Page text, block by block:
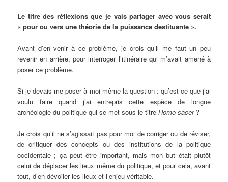
Le titre des réflexions que je vais partager avec vous serait
« pour ou vers une théorie de la puissance destituante ».
Avant d’en venir à ce problème, je crois qu’il me faut un peu
revenir en arrière, pour interroger l’itinéraire qui m’avait amené à
poser ce problème.
Si je devais me poser à moi-même la question : qu’est-ce que j’ai
voulu faire quand j’ai entrepris cette espèce de longue
archéologie du politique qui se met sous le titreHomo sacer?
Je crois qu’il ne s’agissait pas pour moi de corriger ou de réviser,
de critiquer des concepts ou des institutions de la politique
occidentale ; ça peut être important, mais mon but était plutôt
celui de déplacer les lieux même du politique, et pour cela, avant
tout, d’en dévoiler les lieux et l’enjeu véritable.